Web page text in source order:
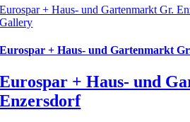
Eurospar + Haus- und Gartenmarkt Gr.
Gallery
Eurospar + Haus- und Gartenmarkt
Eurospar + Haus- und
Enzersdorf